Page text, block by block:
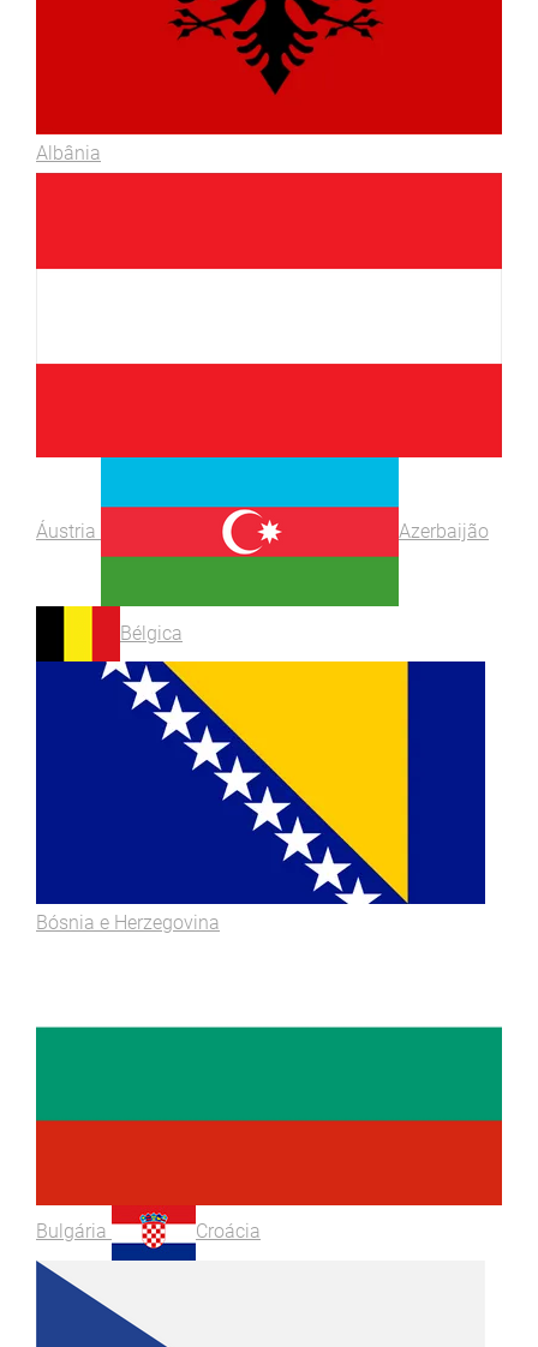
Albânia
Áustria Azerbaijão
Bélgica
Bósnia e Herzegovina
Bulgária Croácia